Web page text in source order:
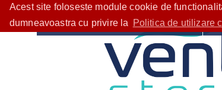
Acest site foloseste module cookie de
dumneavoastra cu privire la
Politica de utilizare
Bine ați venit!
CATEGORII PRODUSE